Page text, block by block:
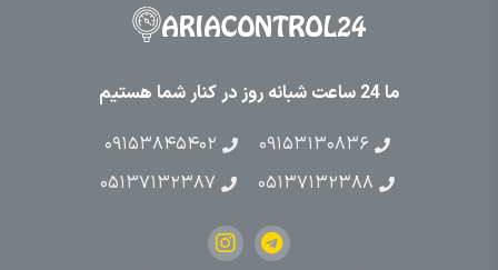
ما 24 ساعت شبانه روز در کنار شما هستیم
۰۹۱۵۳۱۳۰۸۳۶
۰۹۱۵۳۸۴۵۴۰۲
۰۵۱۳۷۱۳۲۳۸۸
۰۵۱۳۷۱۳۲۳۸۷